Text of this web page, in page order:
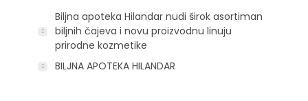
Biljna apoteka Hilandar nudi širok asortiman
biljnih čajeva i novu proizvodnu linuju
prirodne kozmetike
BILJNA APOTEKA HILANDAR